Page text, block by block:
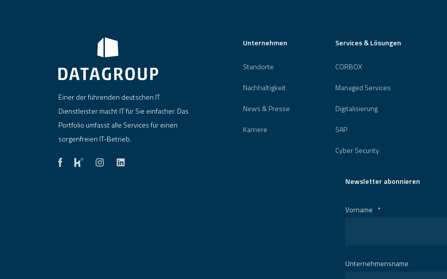
Einer der führenden deutschen IT
Dienstleister macht IT für Sie einfacher. Das
Portfolio umfasst alle Services für einen
sorgenfreien IT-Betrieb.
Unternehmen
Standorte
Nachhaltigkeit
News & Presse
Karriere
Services & Lösungen
CORBOX
Managed Services
Digitalisierung
SAP
Cyber Security
Newsletter abonnieren
Vorname *
Unternehmensname